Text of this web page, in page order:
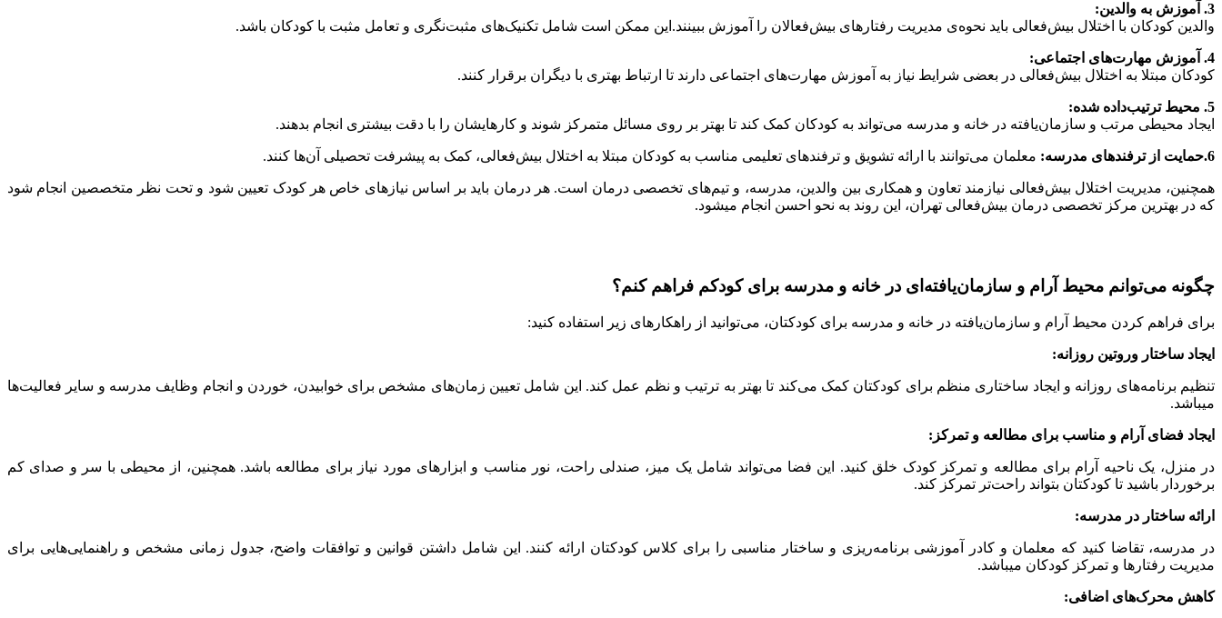
3. آموزش به والدین:
والدین کودکان با اختلال بیش‌فعالی باید نحوه‌ی مدیریت رفتارهای بیش‌فعالان را آموزش ببینند.این ممکن است شامل تکنیک‌های مثبت‌نگری و تعامل مثبت با کودکان باشد.
4. آموزش مهارت‌های اجتماعی:
کودکان مبتلا به اختلال بیش‌فعالی در بعضی شرایط نیاز به آموزش مهارت‌های اجتماعی دارند تا ارتباط بهتری با دیگران برقرار کنند.
5. محیط ترتیب‌داده شده:
ایجاد محیطی مرتب و سازمان‌یافته در خانه و مدرسه می‌تواند به کودکان کمک کند تا بهتر بر روی مسائل متمرکز شوند و کارهایشان را با دقت بیشتری انجام بدهند.
6.حمایت از ترفندهای مدرسه: معلمان می‌توانند با ارائه تشویق و ترفندهای تعلیمی مناسب به کودکان مبتلا به اختلال بیش‌فعالی، کمک به پیشرفت تحصیلی آن‌ها کنند.
همچنین، مدیریت اختلال بیش‌فعالی نیازمند تعاون و همکاری بین والدین، مدرسه، و تیم‌های تخصصی درمان است. هر درمان باید بر اساس نیازهای خاص هر کودک تعیین شود و تحت نظر متخصصین انجام شود
که در بهترین مرکز تخصصی درمان بیش‌فعالی تهران، این روند به نحو احسن انجام میشود.
چگونه می‌توانم محیط آرام و سازمان‌یافته‌ای در خانه و مدرسه برای کودکم فراهم کنم؟
برای فراهم کردن محیط آرام و سازمان‌یافته در خانه و مدرسه برای کودکتان، می‌توانید از راهکارهای زیر استفاده کنید:
ایجاد ساختار وروتین روزانه:
تنظیم برنامه‌های روزانه و ایجاد ساختاری منظم برای کودکتان کمک می‌کند تا بهتر به ترتیب و نظم عمل کند. این شامل تعیین زمان‌های مشخص برای خوابیدن، خوردن و انجام وظایف مدرسه و سایر فعالیت‌ها
میباشد.
ایجاد فضای آرام و مناسب برای مطالعه و تمرکز:
در منزل، یک ناحیه آرام برای مطالعه و تمرکز کودک خلق کنید. این فضا می‌تواند شامل یک میز، صندلی راحت، نور مناسب و ابزارهای مورد نیاز برای مطالعه باشد. همچنین، از محیطی با سر و صدای کم
برخوردار باشید تا کودکتان بتواند راحت‌تر تمرکز کند.
ارائه ساختار در مدرسه:
در مدرسه، تقاضا کنید که معلمان و کادر آموزشی برنامه‌ریزی و ساختار مناسبی را برای کلاس کودکتان ارائه کنند. این شامل داشتن قوانین و توافقات واضح، جدول زمانی مشخص و راهنمایی‌هایی برای
مدیریت رفتارها و تمرکز کودکان میباشد.
کاهش محرک‌های اضافی: